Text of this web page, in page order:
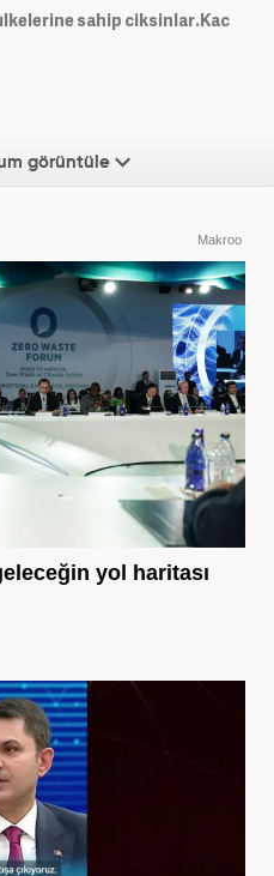
sahip ciksinlar.Kac
görüntüle
Makroo
yol haritası